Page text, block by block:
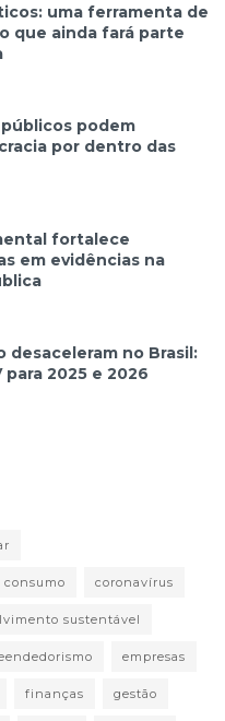
uma ferramenta de
que ainda fará parte
podem
por dentro das
fortalece
em evidências na
desaceleram no Brasil:
para 2025 e 2026
consumo coronavírus
sustentável
empresas
finanças gestão